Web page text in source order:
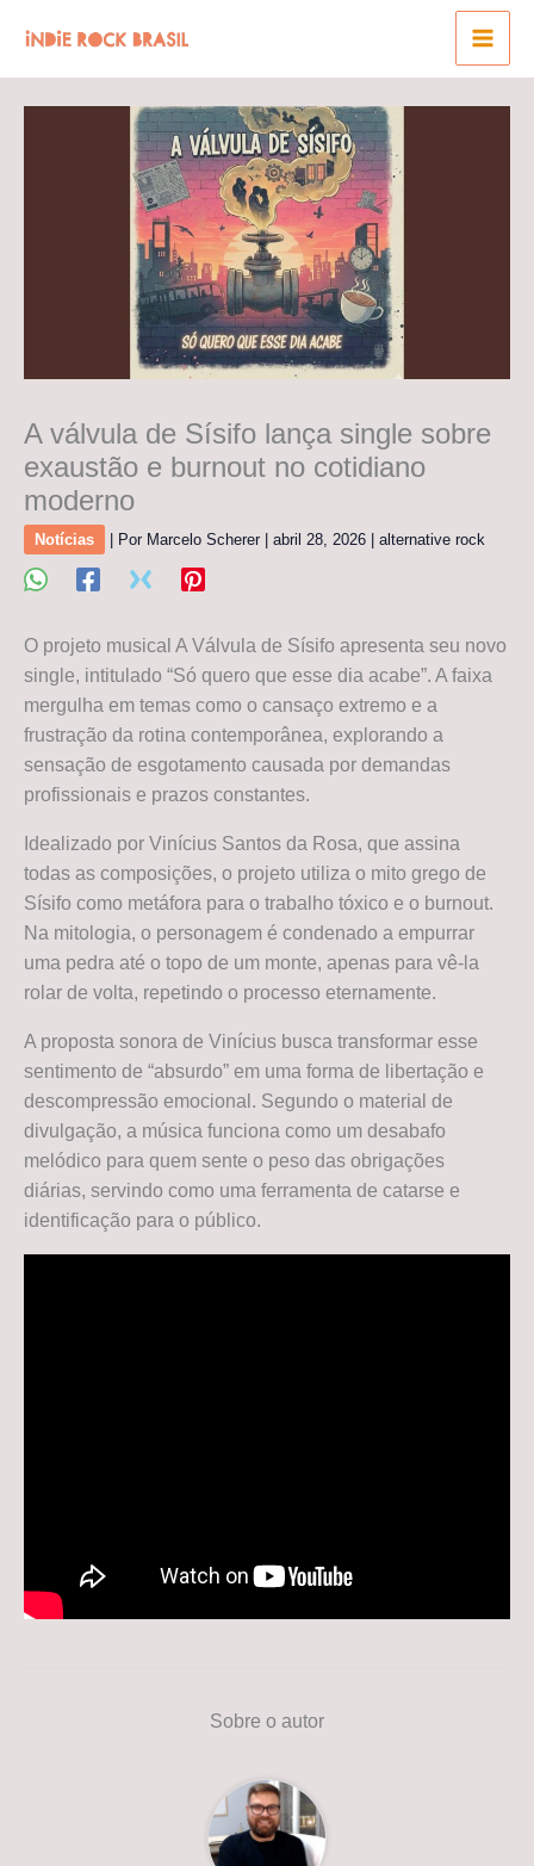
para
o
conteúdo
A válvula de Sísifo lança single sobre
exaustão e burnout no cotidiano
moderno
Notícias | Por Marcelo Scherer abril 28, 2026 alternative rock
O projeto musical A Válvula de Sísifo apresenta seu novo
single, intitulado “Só quero que esse dia acabe”. A faixa
mergulha em temas como o cansaço extremo e a
frustração da rotina contemporânea, explorando a
sensação de esgotamento causada por demandas
profissionais e prazos constantes.
Idealizado por Vinícius Santos da Rosa, que assina
todas as composições, o projeto utiliza o mito grego de
Sísifo como metáfora para o trabalho tóxico e o burnout.
Na mitologia, o personagem é condenado a empurrar
uma pedra até o topo de um monte, apenas para vê-la
rolar de volta, repetindo o processo eternamente.
A proposta sonora de Vinícius busca transformar esse
sentimento de “absurdo” em uma forma de libertação e
descompressão emocional. Segundo o material de
divulgação, a música funciona como um desabafo
melódico para quem sente o peso das obrigações
diárias, servindo como uma ferramenta de catarse e
identificação para o público.
Sobre o autor